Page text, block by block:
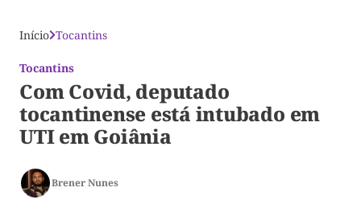
Início Tocantins
Tocantins
Com Covid, deputado
tocantinense está intubado em
UTI em Goiânia
Brener Nunes